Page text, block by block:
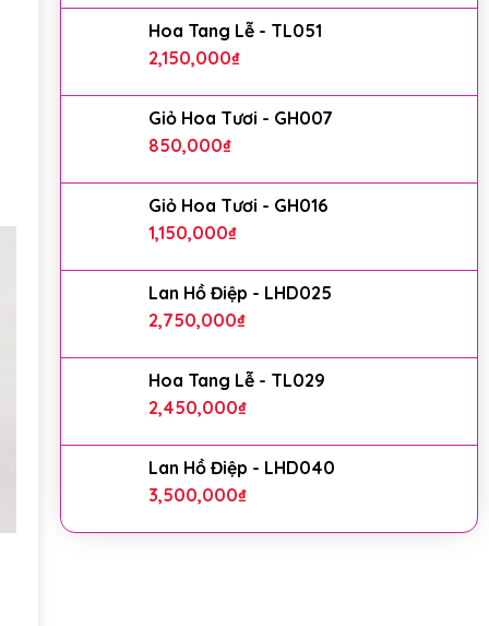
Hoa Tang Lễ - TL051
2,150,000₫
Giỏ Hoa Tươi - GH007
850,000₫
Giỏ Hoa Tươi - GH016
1,150,000₫
Lan Hồ Điệp - LHD025
2,750,000₫
Hoa Tang Lễ - TL029
2,450,000₫
Lan Hồ Điệp - LHD040
3,500,000₫